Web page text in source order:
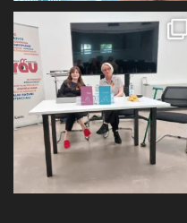
U subotu zahvaljujući Društvu
oboljelih od
26 1